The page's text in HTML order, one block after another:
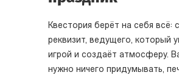
Квестория берёт на себя всё:
реквизит, ведущего, который
игрой и создаёт атмосферу.
нужно ничего придумывать,